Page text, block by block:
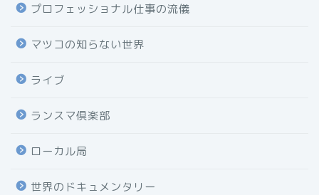
プロフェッショナル仕事の流儀
マツコの知らない世界
ライブ
ランスマ倶楽部
ローカル局
世界のドキュメンタリー